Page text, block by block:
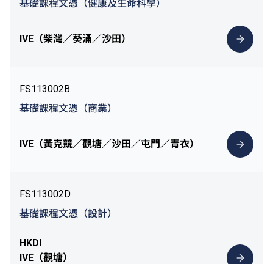
基礎課程文憑（健康及生命科學）
IVE（柴灣／葵涌／沙田）
FS113002B
基礎課程文憑（商業）
IVE（黃克競／觀塘／沙田／屯門／青衣）
FS113002D
基礎課程文憑（設計）
HKDI
IVE（觀塘）